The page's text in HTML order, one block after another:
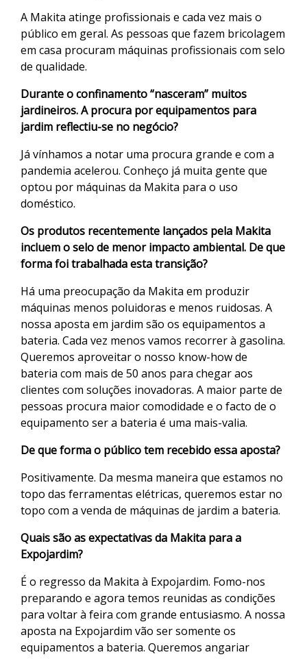
A Makita atinge profissionais e cada vez mais o
público em geral. As pessoas que fazem bricolagem
em casa procuram máquinas profissionais com selo
de qualidade.
Durante o confinamento “nasceram” muitos
jardineiros. A procura por equipamentos para
jardim reflectiu-se no negócio?
Já vínhamos a notar uma procura grande e com a
pandemia acelerou. Conheço já muita gente que
optou por máquinas da Makita para o uso
doméstico.
Os produtos recentemente lançados pela Makita
incluem o selo de menor impacto ambiental. De que
forma foi trabalhada esta transição?
Há uma preocupação da Makita em produzir
máquinas menos poluidoras e menos ruidosas. A
nossa aposta em jardim são os equipamentos a
bateria. Cada vez menos vamos recorrer à gasolina.
Queremos aproveitar o nosso know-how de
bateria com mais de 50 anos para chegar aos
clientes com soluções inovadoras. A maior parte de
pessoas procura maior comodidade e o facto de o
equipamento ser a bateria é uma mais-valia.
De que forma o público tem recebido essa aposta?
Positivamente. Da mesma maneira que estamos no
topo das ferramentas elétricas, queremos estar no
topo com a venda de máquinas de jardim a bateria.
Quais são as expectativas da Makita para a
Expojardim?
É o regresso da Makita à Expojardim. Fomo-nos
preparando e agora temos reunidas as condições
para voltar à feira com grande entusiasmo. A nossa
aposta na Expojardim vão ser somente os
equipamentos a bateria. Queremos angariar